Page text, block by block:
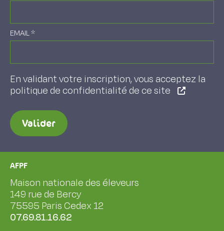
EMAIL*
En validant votre inscription, vous acceptez la
politique de confidentialité de ce site
Valider
AFPF
Maison nationale des éleveurs
149 rue de Bercy
75595 Paris Cedex 12
07.69.81.16.62